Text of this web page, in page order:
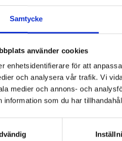
Samtycke
använder cookies
enhetsidentifierare för att
och analysera vår trafik. Vi
medier och annons- och
information som du har
Mieko Predator
Mieko Smolt 13gr - Red Star